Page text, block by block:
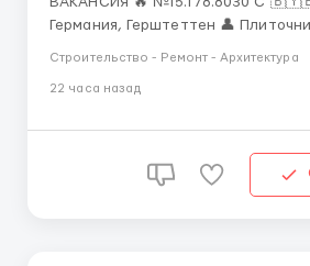
Германия, Герштеттен 👤 Плиточник - 1 💶 Оплата
день. 🛏 Жилье : Предоставляется
Строительство - Ремонт - Архитектура
22 часа назад